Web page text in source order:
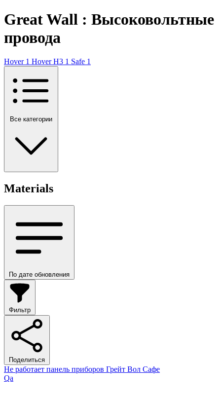
Great Wall : Высоковольтные
провода
Hover 1 Hover H3 1 Safe 1
Все категории
Materials
По дате обновления
Фильтр
Поделиться
Не работает панель приборов Грейт Вол Сафе
Qa